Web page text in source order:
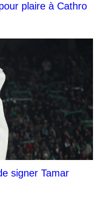
plaire à Cathro
signer Tamar